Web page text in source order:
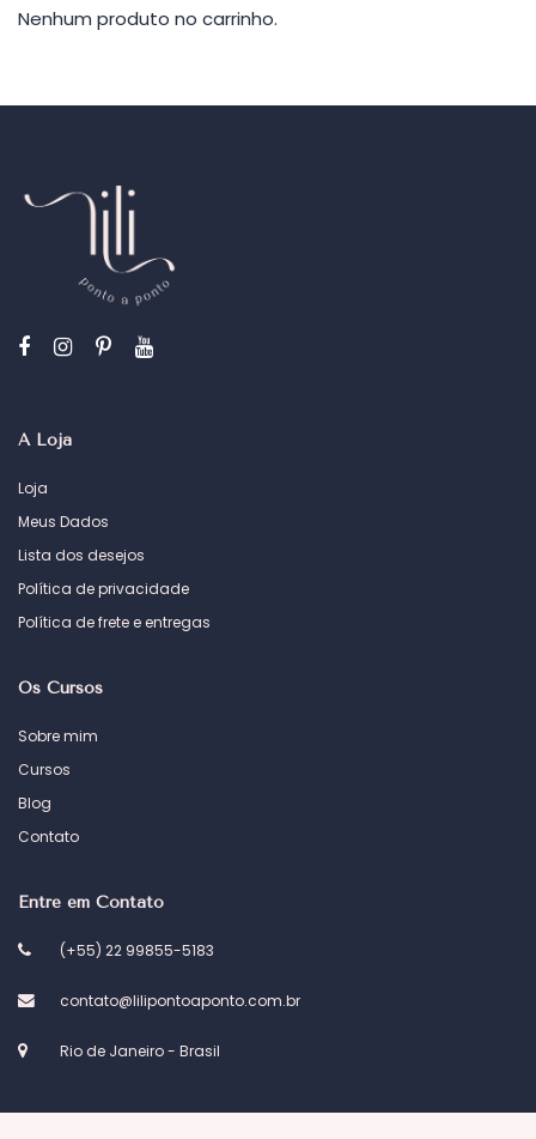
Nenhum produto no carrinho.
A Loja
Loja
Meus Dados
Lista dos desejos
Política de privacidade
Política de frete e entregas
Os Cursos
Sobre mim
Cursos
Blog
Contato
Entre em Contato
(+55) 22 99855-5183
contato@lilipontoaponto.com.br
Rio de Janeiro - Brasil